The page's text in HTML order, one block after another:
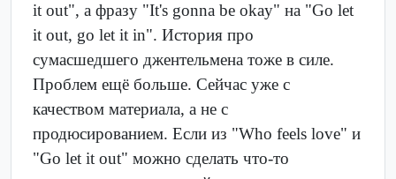
it out", а фразу "It's gonna be okay" на "Go let
it out, go let it in". История про
сумасшедшего джентельмена тоже в силе.
Проблем ещё больше. Сейчас уже с
качеством материала, а не с
продюсированием. Если из "Who feels love" и
"Go let it out" можно сделать что-то